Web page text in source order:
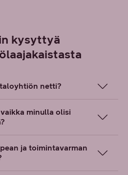
kysyttyä
netti?
minulla olisi
ja toimintavarman